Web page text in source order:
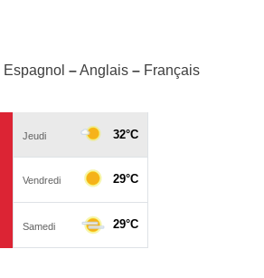
Espagnol –Anglais – Français